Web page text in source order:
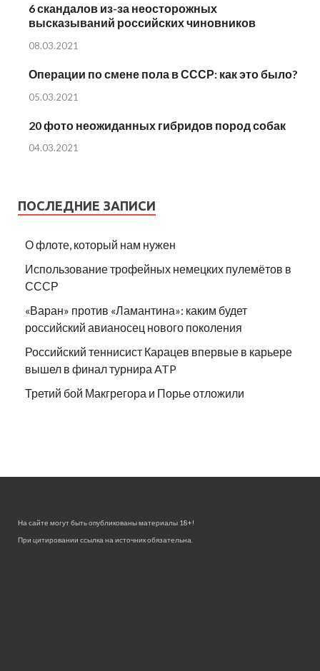
6 скандалов из-за неосторожных
высказываний российских чиновников
08.03.2021
Операции по смене пола в СССР: как это было?
05.03.2021
20 фото неожиданных гибридов пород собак
04.03.2021
ПОСЛЕДНИЕ ЗАПИСИ
О флоте, который нам нужен
Использование трофейных немецких пулемётов в
СССР
«Варан» против «Ламантина»: каким будет
российский авианосец нового поколения
Российский теннисист Карацев впервые в карьере
вышел в финал турнира ATP
Третий бой Макгрегора и Порье отложили
На сайте могут быть опубликованы материалы 18+!
При цитировании ссылка на источник обязательна.